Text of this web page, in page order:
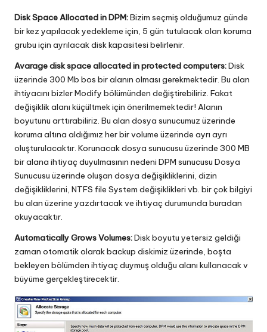
Disk Space Allocated in DPM:Bizim seçmiş olduğumuz günde
bir kez yapılacak yedekleme için, 5 gün tutulacak olan koruma
grubu için ayrılacak disk kapasitesi belirlenir.
Avarage disk space allocated in protected computers:Disk
üzerinde 300 Mb bos bir alanın olması gerekmektedir. Bu alan
ihtiyacını bizler Modify bölümünden değiştirebiliriz. Fakat
değişiklik alanı küçültmek için önerilmemektedir! Alanın
boyutunu arttırabiliriz. Bu alan dosya sunucumuz üzerinde
koruma altına aldığımız her bir volume üzerinde ayrı ayrı
oluşturulacaktır. Korunacak dosya sunucusu üzerinde 300 MB
bir alana ihtiyaç duyulmasının nedeni DPM sunucusu Dosya
Sunucusu üzerinde oluşan dosya değişikliklerini, dizin
değişikliklerini, NTFS file System değişiklikleri vb. bir çok bilgiyi
bu alan üzerine yazdırtacak ve ihtiyaç durumunda buradan
okuyacaktır.
Automatically Grows Volumes:Disk boyutu yetersiz geldiği
zaman otomatik olarak backup diskimiz üzerinde, boşta
bekleyen bölümden ihtiyaç duymuş olduğu alanı kullanacak v
büyüme gerçekleştirecektir.